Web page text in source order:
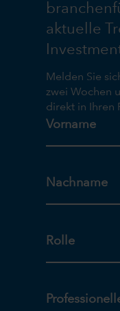
aktuelle
Melden Sie
zwei Wochen
direkt in Ihren
Vorname
Nachname
Rolle